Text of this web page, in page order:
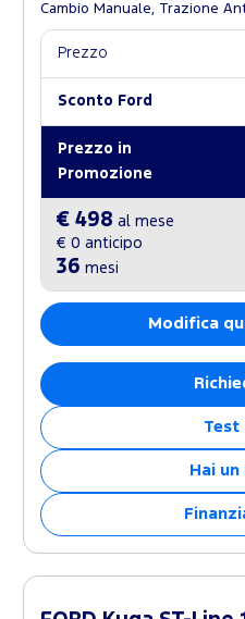
Cambio Manuale, Trazione
Prezzo
Sconto Ford
Prezzo in
Promozione
€ 498 al mese
€ 0 anticipo
36 mesi
Modifica
Test
Hai